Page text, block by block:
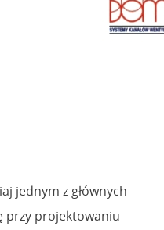
jednym z głównych
przy projektowaniu